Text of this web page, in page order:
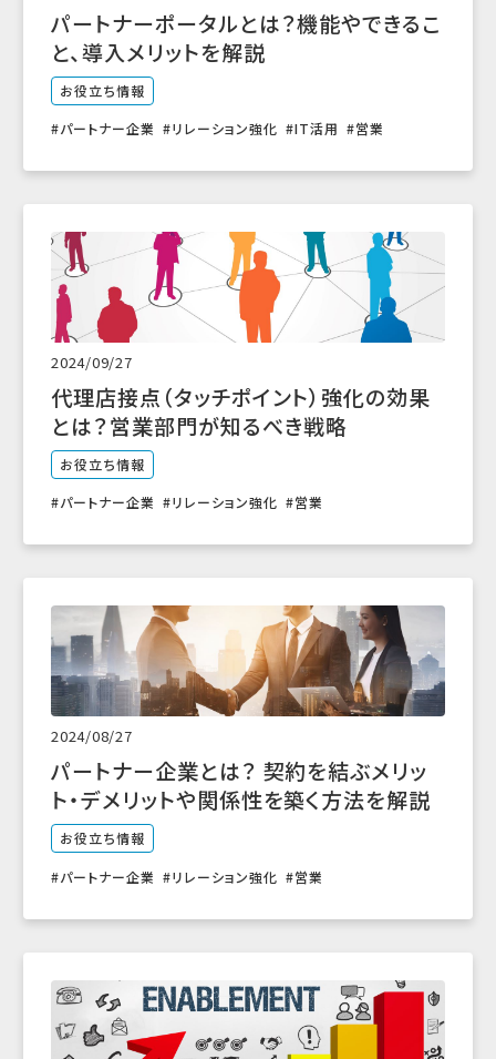
パートナーポータルとは？機能やできるこ
と、導入メリットを解説
お役立ち情報
パートナー企業 リレーション強化 IT活用 営業
2024/09/27
代理店接点（タッチポイント）強化の効果
とは？営業部門が知るべき戦略
お役立ち情報
パートナー企業 リレーション強化 営業
2024/08/27
パートナー企業とは？ 契約を結ぶメリッ
ト・デメリットや関係性を築く方法を解説
お役立ち情報
パートナー企業 リレーション強化 営業